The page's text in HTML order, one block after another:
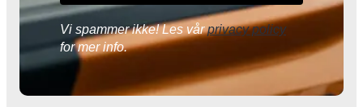
Vi spammer ikke! Les vårprivacy policy
for mer info.